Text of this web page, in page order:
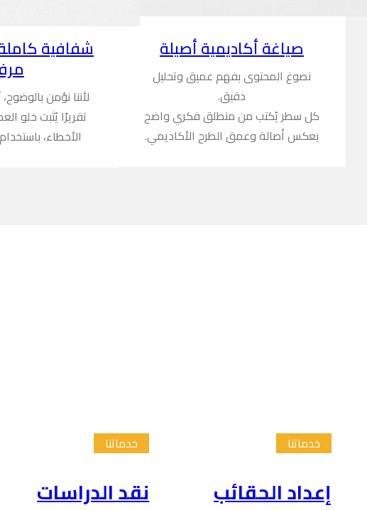
صياغة أكاديمية أصيلة
نصوغ المحتوى بفهم عميق وتحليل
دقيق.
كل سطر يُكتب من منطلق فكري واضح
يعكس أصالة وعمق الطرح الأكاديمي.
شفافية
لأننا نؤمن
تقريرًا يُثبت خلو
الأخطاء،
خدماتنا
إعداد الحقائب
خدماتنا
نقد الدراسات